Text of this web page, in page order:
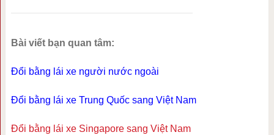
Bài viết bạn quan tâm:
Đổi bằng lái xe người nước ngoài
Đổi bằng lái xe Trung Quốc sang Việt Nam
Đổi bằng lái xe Singapore sang Việt Nam